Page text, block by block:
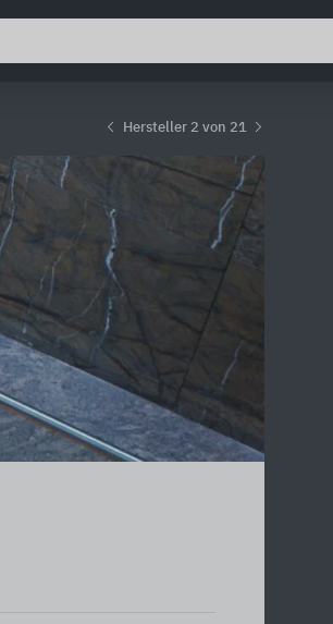
Hersteller 2 von 21